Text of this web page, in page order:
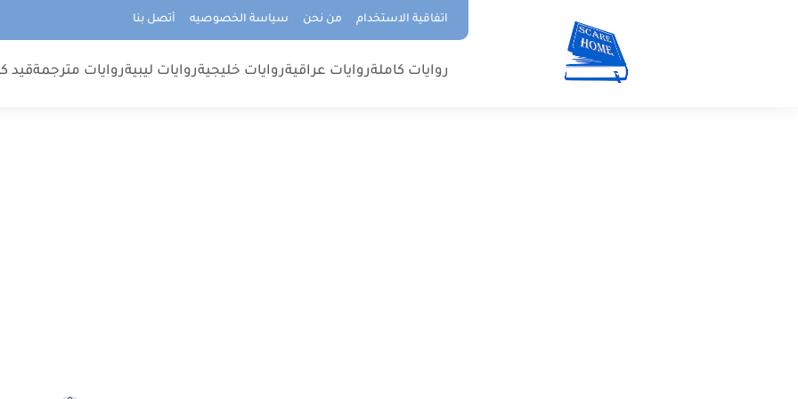
اتفاقية الاستخدام من نحن سياسة الخصوصيه أتصل بنا
روايات كاملةروايات عراقيةروايات خليجيةروايات ليبيةروايات مترجمةقيد